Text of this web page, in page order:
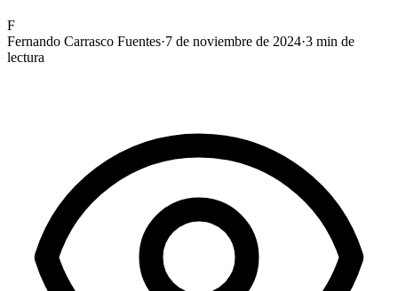
F
Fernando Carrasco Fuentes·7 de noviembre de 2024·3 min de
lectura